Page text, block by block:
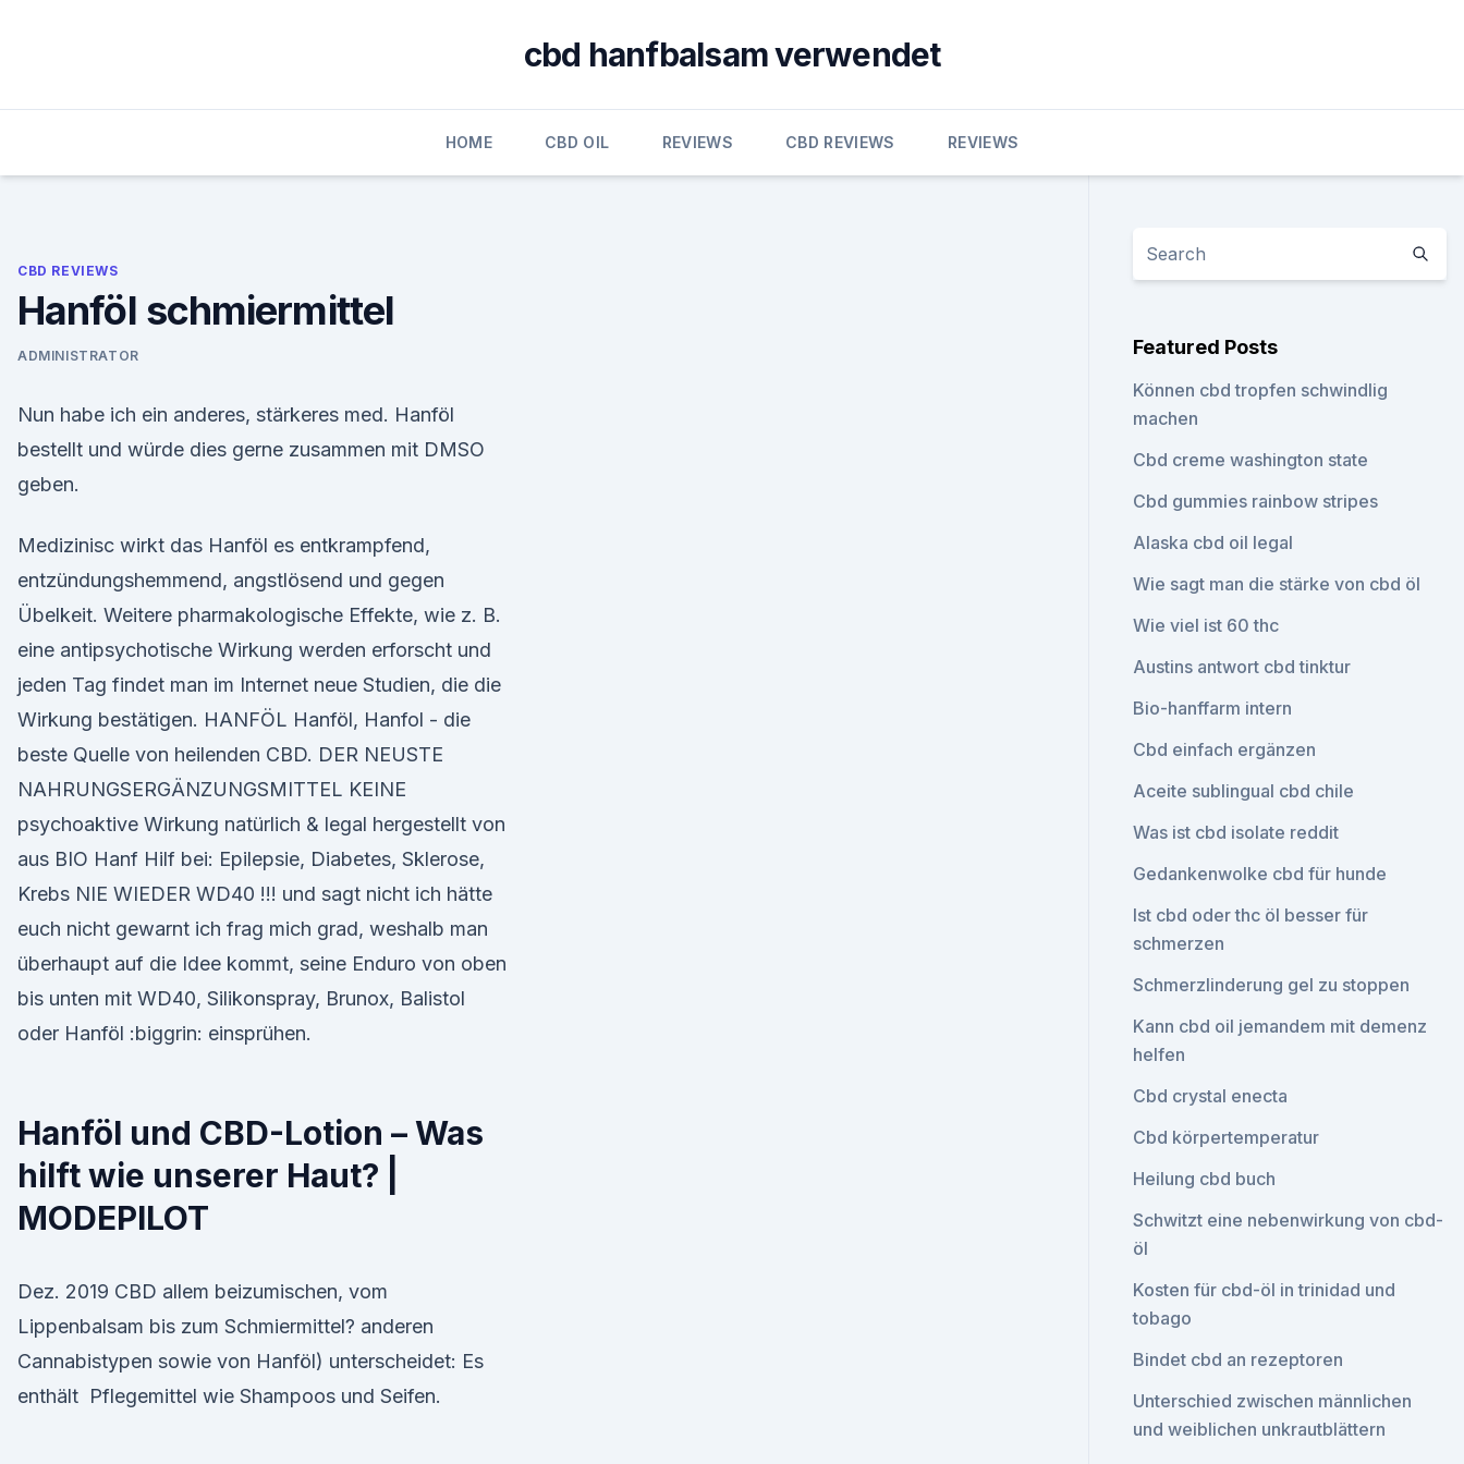
cbd hanfbalsam verwendet
HOME CBD OIL REVIEWS CBD REVIEWS REVIEWS
CBD REVIEWS
Hanföl schmiermittel
ADMINISTRATOR
Nun habe ich ein anderes, stärkeres med. Hanföl
bestellt und würde dies gerne zusammen mit DMSO
geben.
Medizinisc wirkt das Hanföl es entkrampfend,
entzündungshemmend, angstlösend und gegen
Übelkeit. Weitere pharmakologische Effekte, wie z. B.
eine antipsychotische Wirkung werden erforscht und
jeden Tag findet man im Internet neue Studien, die die
Wirkung bestätigen. HANFÖL Hanföl, Hanfol - die
beste Quelle von heilenden CBD. DER NEUSTE
NAHRUNGSERGÄNZUNGSMITTEL KEINE
psychoaktive Wirkung natürlich & legal hergestellt von
aus BIO Hanf Hilf bei: Epilepsie, Diabetes, Sklerose,
Krebs NIE WIEDER WD40 !!! und sagt nicht ich hätte
euch nicht gewarnt ich frag mich grad, weshalb man
überhaupt auf die Idee kommt, seine Enduro von oben
bis unten mit WD40, Silikonspray, Brunox, Balistol
oder Hanföl :biggrin: einsprühen.
Hanföl und CBD-Lotion – Was
hilft wie unserer Haut? |
MODEPILOT
Dez. 2019 CBD allem beizumischen, vom
Lippenbalsam bis zum Schmiermittel? anderen
Cannabistypen sowie von Hanföl) unterscheidet: Es
enthält Pflegemittel wie Shampoos und Seifen.
Featured Posts
Können cbd tropfen schwindlig
machen
Cbd creme washington state
Cbd gummies rainbow stripes
Alaska cbd oil legal
Wie sagt man die stärke von cbd öl
Wie viel ist 60 thc
Austins antwort cbd tinktur
Bio-hanffarm intern
Cbd einfach ergänzen
Aceite sublingual cbd chile
Was ist cbd isolate reddit
Gedankenwolke cbd für hunde
Ist cbd oder thc öl besser für
schmerzen
Schmerzlinderung gel zu stoppen
Kann cbd oil jemandem mit demenz
helfen
Cbd crystal enecta
Cbd körpertemperatur
Heilung cbd buch
Schwitzt eine nebenwirkung von cbd-
öl
Kosten für cbd-öl in trinidad und
tobago
Bindet cbd an rezeptoren
Unterschied zwischen männlichen
und weiblichen unkrautblättern